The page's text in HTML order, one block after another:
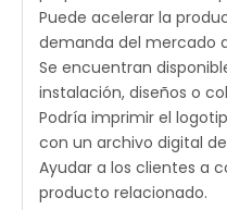
Puede acelerar la
demanda del mercado
Se encuentran
instalación, diseños o
Podría imprimir el
con un archivo digital
Ayudar a los clientes a
producto relacionado.